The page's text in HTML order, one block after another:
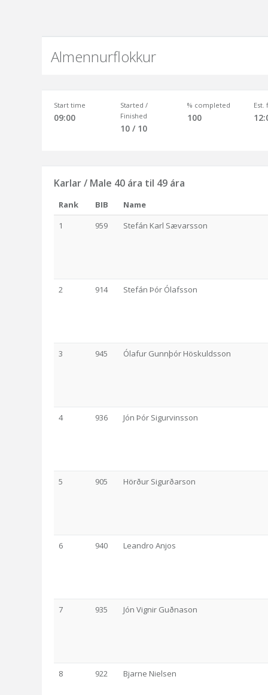
Almennurflokkur
Start time
09:00
Started /
Finished
10 / 10
% completed
100
Est.
Karlar / Male 40 ára til 49 ára
Rank BIB
Name
1
959 Stefán Karl Sævarsson
2 914 Stefán Þór Ólafsson
3 945 Ólafur Gunnþór Höskuldsson
4 936 Jón Þór Sigurvinsson
5 905 Hörður Sigurðarson
6 940 Leandro Anjos
7 935 Jón Vignir Guðnason
8 922 Bjarne Nielsen